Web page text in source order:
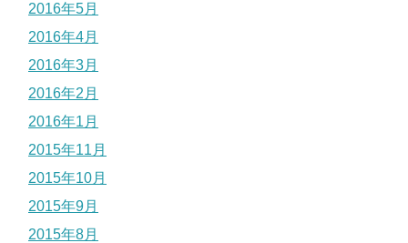
2016年5月
2016年4月
2016年3月
2016年2月
2016年1月
2015年11月
2015年10月
2015年9月
2015年8月